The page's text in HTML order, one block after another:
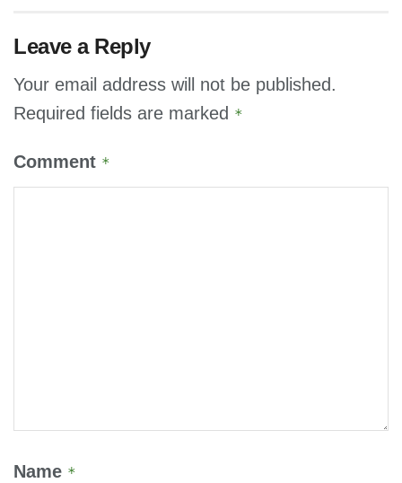
Leave a Reply
Your email address will not be published.
Required fields are marked *
Comment *
Name *